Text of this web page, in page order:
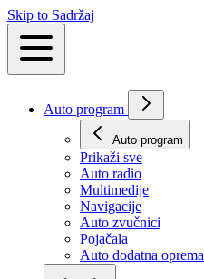
Skip to Sadržaj
Auto program
Auto program
Prikaži svе
Auto radio
Multimedije
Navigacije
Auto zvučnici
Pojačala
Auto dodatna oprema